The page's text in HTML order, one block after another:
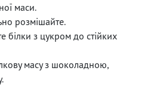
маси.
розмішайте.
білки з цукром до стійких
масу з шоколадною,